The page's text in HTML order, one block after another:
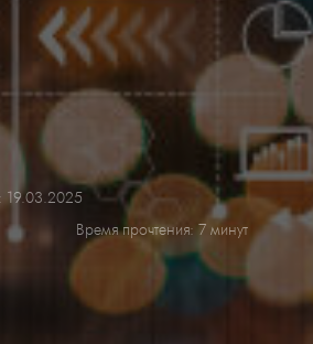
19.03.2025
Время прочтения: 7 минут